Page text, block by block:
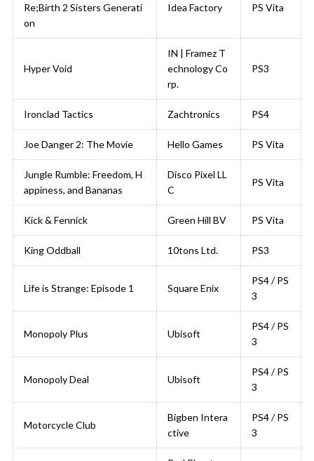
Re;Birth 2 Sisters Generati
on
Idea Factory PS Vita
Hyper Void
IN | Framez T
echnology Co
rp.
PS3
Ironclad Tactics Zachtronics PS4
Joe Danger 2: The Movie Hello Games PS Vita
Jungle Rumble: Freedom, H
appiness, and Bananas
Disco Pixel LL
C
PS Vita
Kick & Fennick Green Hill BV PS Vita
King Oddball 10tons Ltd. PS3
Life is Strange: Episode 1 Square Enix
PS4 / PS
3
Monopoly Plus Ubisoft
PS4 / PS
3
Monopoly Deal Ubisoft
PS4 / PS
3
Motorcycle Club
Bigben Intera
ctive
PS4 / PS
3